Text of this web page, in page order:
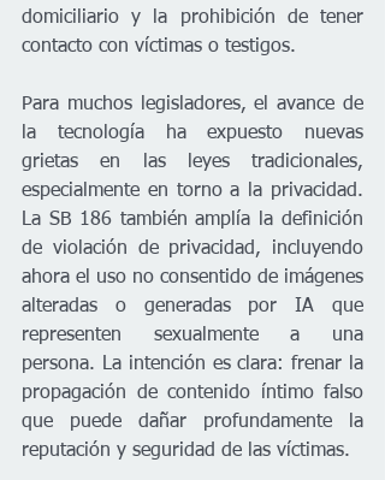
domiciliario y la prohibición de tener
contacto con víctimas o testigos.
Para muchos legisladores, el avance de
la tecnología ha expuesto nuevas
grietas en las leyes tradicionales,
especialmente en torno a la privacidad.
La SB 186 también amplía la definición
de violación de privacidad, incluyendo
ahora el uso no consentido de imágenes
alteradas o generadas por IA que
representen sexualmente a una
persona. La intención es clara: frenar la
propagación de contenido íntimo falso
que puede dañar profundamente la
reputación y seguridad de las víctimas.